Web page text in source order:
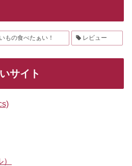
もの食べたぁい！ レビュー
サイト